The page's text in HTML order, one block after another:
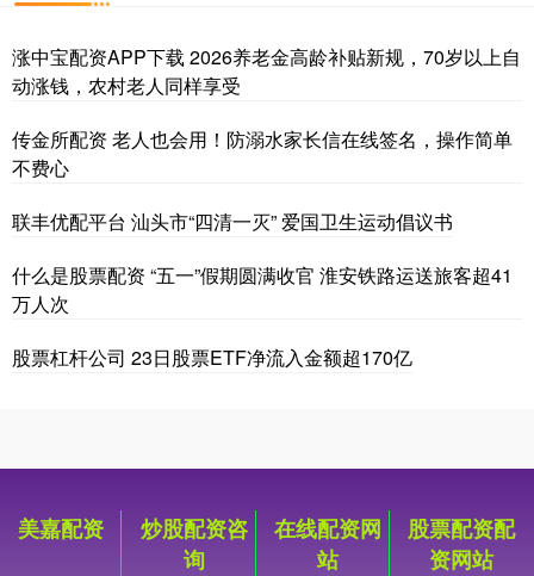
涨中宝配资APP下载 2026养老金高龄补贴新规，70岁以上自
动涨钱，农村老人同样享受
传金所配资 老人也会用！防溺水家长信在线签名，操作简单
不费心
联丰优配平台 汕头市“四清一灭” 爱国卫生运动倡议书
什么是股票配资 “五一”假期圆满收官 淮安铁路运送旅客超41
万人次
股票杠杆公司 23日股票ETF净流入金额超170亿
美嘉配资
炒股配资咨
询
在线配资网
站
股票配资配
资网站